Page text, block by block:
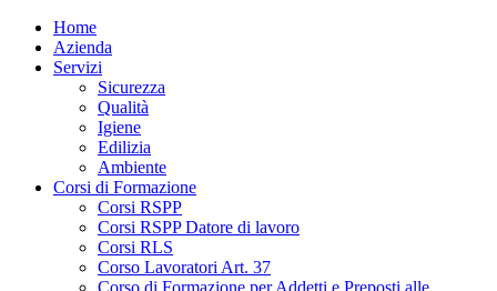
Home
Azienda
Servizi
Sicurezza
Qualità
Igiene
Edilizia
Ambiente
Corsi di Formazione
Corsi RSPP
Corsi RSPP Datore di lavoro
Corsi RLS
Corso Lavoratori Art. 37
Corso di Formazione per Addetti e Preposti alle